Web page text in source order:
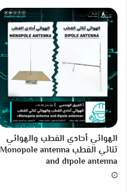
ل
ا
ت
ا
خ
ر
ب
الهوائي أحادي القطب والهوائي
ثنائي القطب Monopole antenna
and dipole antenna